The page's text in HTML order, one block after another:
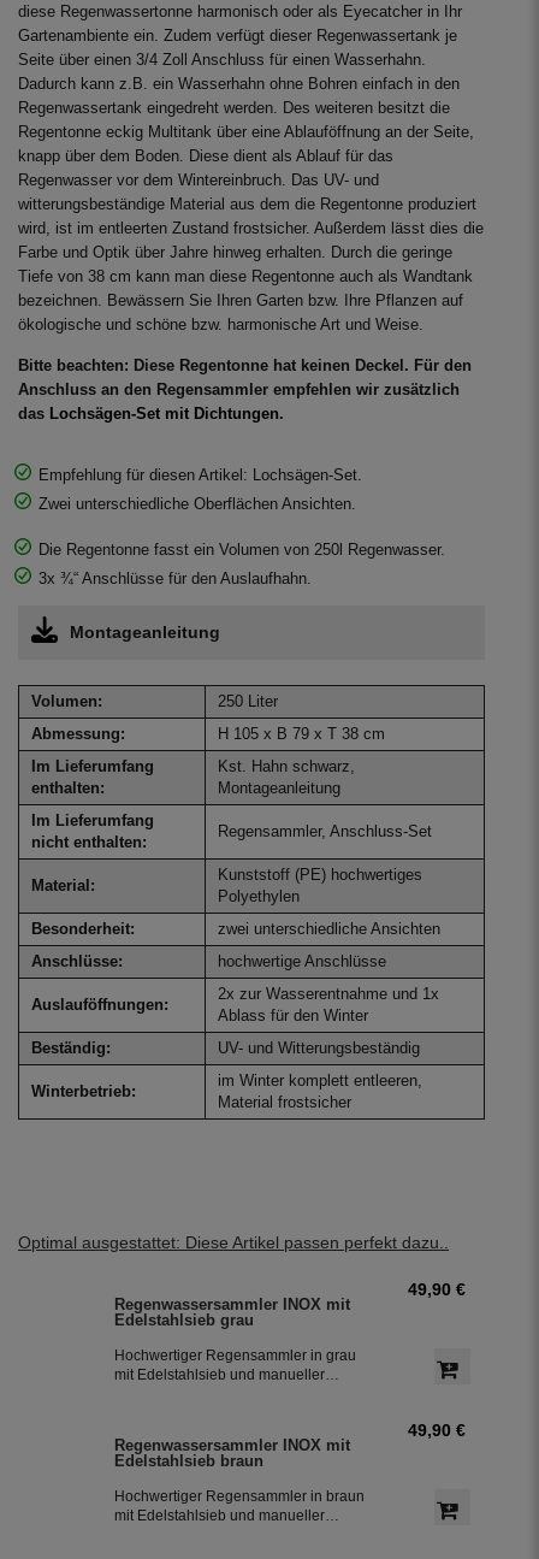
diese Regenwassertonne harmonisch oder als Eyecatcher in Ihr
Gartenambiente ein. Zudem verfügt dieser Regenwassertank je
Seite über einen 3/4 Zoll Anschluss für einen Wasserhahn.
Dadurch kann z.B. ein Wasserhahn ohne Bohren einfach in den
Regenwassertank eingedreht werden. Des weiteren besitzt die
Regentonne eckig Multitank über eine Ablauföffnung an der Seite,
knapp über dem Boden. Diese dient als Ablauf für das
Regenwasser vor dem Wintereinbruch. Das UV- und
witterungsbeständige Material aus dem die Regentonne produziert
wird, ist im entleerten Zustand frostsicher. Außerdem lässt dies die
Farbe und Optik über Jahre hinweg erhalten. Durch die geringe
Tiefe von 38 cm kann man diese Regentonne auch als Wandtank
bezeichnen. Bewässern Sie Ihren Garten bzw. Ihre Pflanzen auf
ökologische und schöne bzw. harmonische Art und Weise.
Bitte beachten: Diese Regentonne hat keinen Deckel. Für den
Anschluss an den Regensammler empfehlen wir zusätzlich
das Lochsägen-Set mit Dichtungen.
Empfehlung für diesen Artikel: Lochsägen-Set.
Zwei unterschiedliche Oberflächen Ansichten.
Die Regentonne fasst ein Volumen von 250l Regenwasser.
3x ¾“ Anschlüsse für den Auslaufhahn.
Montageanleitung
Volumen:
250 Liter
Abmessung:
H 105 x B 79 x T 38 cm
Im Lieferumfang
enthalten:
Kst. Hahn schwarz,
Montageanleitung
Im Lieferumfang
nicht enthalten:
Regensammler, Anschluss-Set
Material:
Kunststoff (PE) hochwertiges
Polyethylen
Besonderheit:
zwei unterschiedliche Ansichten
Anschlüsse:
hochwertige Anschlüsse
Auslauföffnungen:
2x zur Wasserentnahme und 1x
Ablass für den Winter
Beständig:
UV- und Witterungsbeständig
Winterbetrieb:
im Winter komplett entleeren,
Material frostsicher
Optimal ausgestattet: Diese Artikel passen perfekt dazu..
Regenwassersammler INOX mit
Edelstahlsieb grau
Hochwertiger Regensammler in grau
mit Edelstahlsieb und manueller
leitet zuverlässig sauberes
Regenwasser in ihre Regentonne.
Dieser Fallrohrfilter ist bereits 1000-
fach im Einsatz und wird in die ganze
49,90 €
Regenwassersammler INOX mit
Edelstahlsieb braun
Hochwertiger Regensammler in braun
mit Edelstahlsieb und manueller
49,90 €